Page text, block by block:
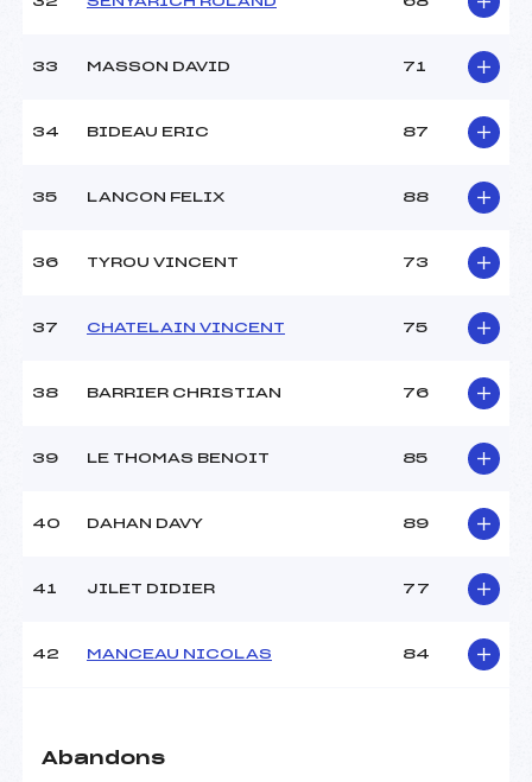
33 MASSON DAVID 71
34 BIDEAU ERIC 87
35 LANCON FELIX 88
36 TYROU VINCENT 73
37 CHATELAIN VINCENT 75
38 BARRIER CHRISTIAN 76
39 LE THOMAS BENOIT 85
40 DAHAN DAVY 89
41 JILET DIDIER 77
42 MANCEAU NICOLAS 84
Abandons